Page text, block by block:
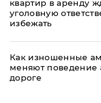
квартир в аренду
уголовную
избежать
Как изношенные
меняют поведение
дороге